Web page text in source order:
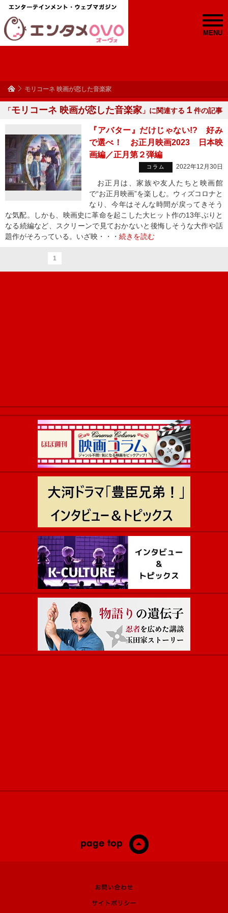
MENU
モリコーネ 映画が恋した音楽家
「モリコーネ 映画が恋した音楽家 」に関連する １ 件の記事
『アバター』だけじゃない!? 好み
で選べ！ お正月映画2023 日本映
画編／正月第２弾編
コラム 2022年12月30日
お正月は、家族や友人たちと映画館
で“お正月映画”を楽しむ。ウィズコロナと
なり、今年はそんな時間が戻ってきそう
な気配。しかも、映画史に革命を起こした大ヒット作の13年ぶりと
なる続編など、スクリーンで見ておかないと後悔しそうな大作や話
題作がそろっている。いざ映・・・ 続きを読む
1